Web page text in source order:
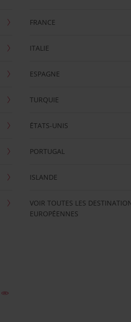
FRANCE
ITALIE
ESPAGNE
TURQUIE
ÉTATS-UNIS
PORTUGAL
ISLANDE
VOIR TOUTES LES
EUROPÉENNES